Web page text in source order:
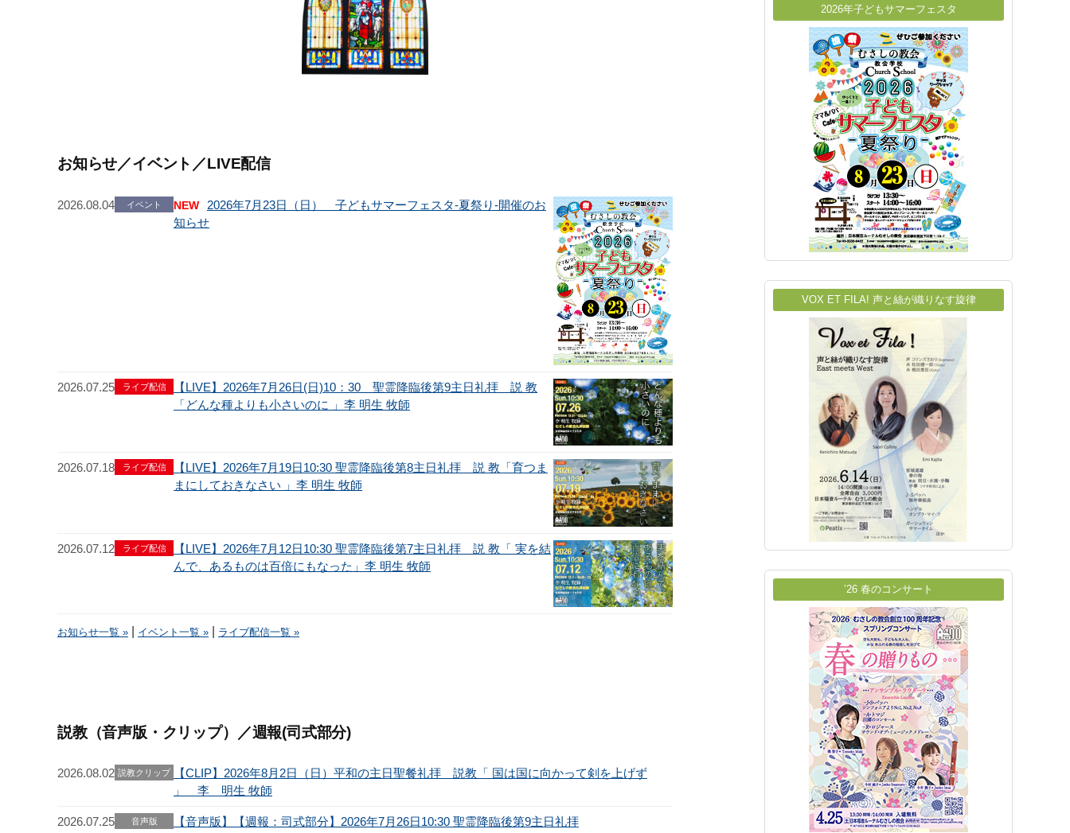
お知らせ／イベント／LIVE配信
2026.08.04 イベント NEW
2026年7月23日（日） 子どもサマーフェスタ-夏祭り-開催のお
知らせ
2026.07.25 ライブ配信
【LIVE】2026年7月26日(日)10：30 聖霊降臨後第9主日礼拝 説 教
「どんな種よりも小さいのに 」李 明生 牧師
2026.07.18 ライブ配信
【LIVE】2026年7月19日10:30 聖霊降臨後第8主日礼拝 説 教「育つま
まにしておきなさい 」李 明生 牧師
2026.07.12 ライブ配信
【LIVE】2026年7月12日10:30 聖霊降臨後第7主日礼拝 説 教「 実を結
んで、あるものは百倍にもなった」李 明生 牧師
お知らせ一覧 » イベント一覧 » ライブ配信一覧 »
説教（音声版・クリップ）／週報(司式部分)
2026.08.02 説教クリップ
【CLIP】2026年8月2日（日）平和の主日聖餐礼拝 説教「 国は国に向かって剣を上げず
」 李 明生 牧師
2026.07.25 音声版 【音声版】【週報：司式部分】2026年7月26日10:30 聖霊降臨後第9主日礼拝
2026年子どもサマーフェスタ
VOX ET FILA! 声と絲が織りなす旋律
’26 春のコンサート